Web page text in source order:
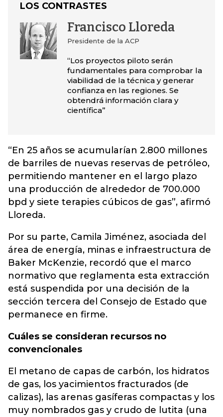
LOS CONTRASTES
Francisco Lloreda
Presidente de la ACP
“Los proyectos piloto serán
fundamentales para comprobar la
viabilidad de la técnica y generar
confianza en las regiones. Se
obtendrá información clara y
científica”
“En 25 años se acumularían 2.800 millones
de barriles de nuevas reservas de petróleo,
permitiendo mantener en el largo plazo
una producción de alrededor de 700.000
bpd y siete terapies cúbicos de gas”, afirmó
Lloreda.
Por su parte, Camila Jiménez, asociada del
área de energía, minas e infraestructura de
Baker McKenzie, recordó que el marco
normativo que reglamenta esta extracción
está suspendida por una decisión de la
sección tercera del Consejo de Estado que
permanece en firme.
Cuáles se consideran recursos no
convencionales
El metano de capas de carbón, los hidratos
de gas, los yacimientos fracturados (de
calizas), las arenas gasíferas compactas y los
muy nombrados gas y crudo de lutita (una